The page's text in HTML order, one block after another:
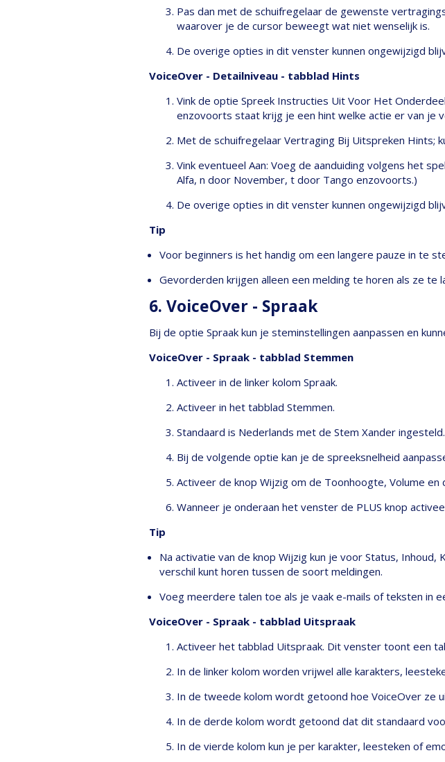
Pas dan met de schuifregelaar de gewenste
waarover je de cursor beweegt wat niet wenselijk is.
De overige opties in dit venster kunnen ongewijzigd
VoiceOver - Detailniveau - tabblad Hints
Vink de optie Spreek Instructies Uit Voor Het
enzovoorts staat krijg je een hint welke actie er van je
Met de schuifregelaar Vertraging Bij Uitspreken Hints;
Vink eventueel Aan: Voeg de aanduiding volgens het
Alfa, n door November, t door Tango enzovoorts.)
De overige opties in dit venster kunnen ongewijzigd
Tip
Voor beginners is het handig om een langere pauze in te
Gevorderden krijgen alleen een melding te horen als ze te
6. VoiceOver - Spraak
Bij de optie Spraak kun je steminstellingen aanpassen en
VoiceOver - Spraak - tabblad Stemmen
Activeer in de linker kolom Spraak.
Activeer in het tabblad Stemmen.
Standaard is Nederlands met de Stem Xander
Bij de volgende optie kan je de spreeksnelheid
Activeer de knop Wijzig om de Toonhoogte, Volume
Wanneer je onderaan het venster de PLUS knop
Tip
Na activatie van de knop Wijzig kun je voor Status,
verschil kunt horen tussen de soort meldingen.
Voeg meerdere talen toe als je vaak e-mails of teksten in
VoiceOver - Spraak - tabblad Uitspraak
Activeer het tabblad Uitspraak. Dit venster toont een
In de linker kolom worden vrijwel alle karakters,
In de tweede kolom wordt getoond hoe VoiceOver ze
In de derde kolom wordt getoond dat dit standaard
In de vierde kolom kun je per karakter, leesteken of